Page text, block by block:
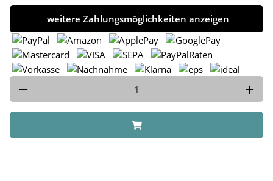
weitere Zahlungsmöglichkeiten anzeigen